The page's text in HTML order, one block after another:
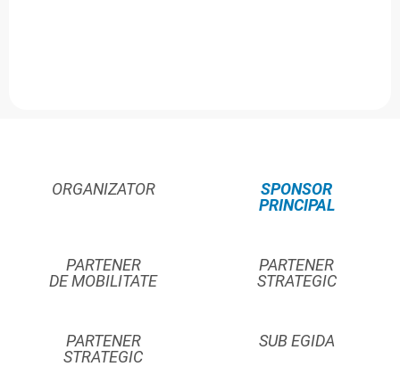
ORGANIZATOR
SPONSOR
PRINCIPAL
PARTENER
DE MOBILITATE
PARTENER
STRATEGIC
PARTENER
STRATEGIC
SUB EGIDA